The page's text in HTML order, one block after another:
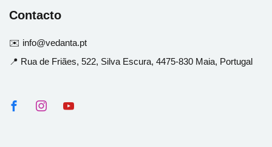
Contacto
✉️ info@vedanta.pt
📍 Rua de Friães, 522, Silva Escura, 4475-830 Maia, Portugal